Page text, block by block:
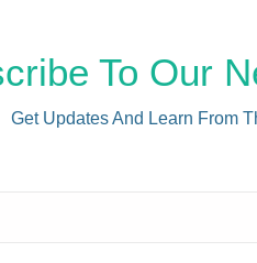
To Our
Get Updates And Learn From